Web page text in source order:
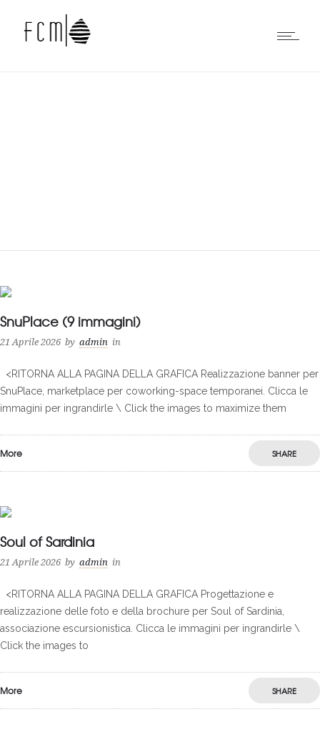
SnuPlace (9 immagini)
21 Aprile 2026 by admin in
<RITORNA ALLA PAGINA DELLA GRAFICA Realizzazione banner per
SnuPlace, marketplace per coworking-space temporanei. Clicca le
immagini per ingrandirle \ Click the images to maximize them
More SHARE
Soul of Sardinia
21 Aprile 2026 by admin in
<RITORNA ALLA PAGINA DELLA GRAFICA Progettazione e
realizzazione delle foto e della brochure per Soul of Sardinia,
associazione escursionistica. Clicca le immagini per ingrandirle \
Click the images to
More SHARE